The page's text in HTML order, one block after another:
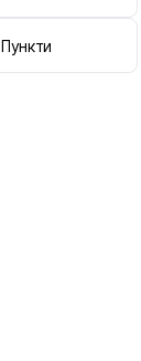
Пункти